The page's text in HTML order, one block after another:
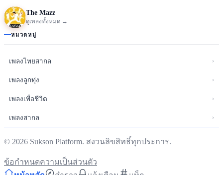
The Mazz
ดูเพลงทั้งหมด →
หมวดหมู่
เพลงไทยสากล ›
เพลงลูกทุ่ง ›
เพลงเพื่อชีวิต ›
เพลงสากล ›
© 2026 Sukson Platform. สงวนลิขสิทธิ์ทุกประการ.
ข้อกำหนดความเป็นส่วนตัว